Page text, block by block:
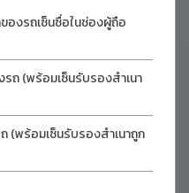
องรถเซ็นซื่อในช่องผู้ถือ
รถ (พร้อมเซ็นรับรองสำเนา
(พร้อมเซ็นรับรองสำเนาถูก